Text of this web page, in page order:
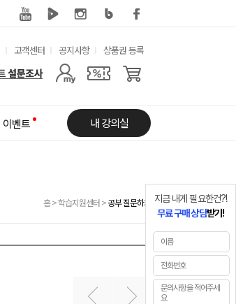
고객센터 공지사항 상품권 등록
이벤트 내 강의실
홈>학습지원센터>공부 질문하기
지금 내게 필요한건?!
무료 구매 상담받기!